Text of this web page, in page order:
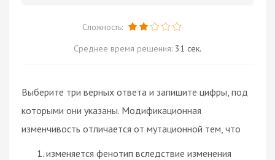
Сложность:
Среднее время решения: 31 сек.
Выберите три верных ответа и запишите цифры, под
которыми они указаны. Модификационная
изменчивость отличается от мутационной тем, что
изменяется фенотип вследствие изменения